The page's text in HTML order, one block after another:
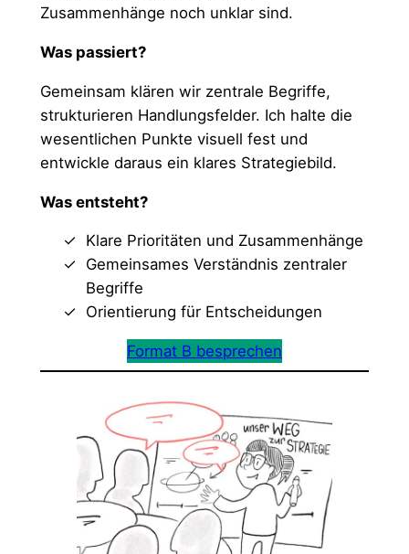
Zusammenhänge noch unklar sind.
Was passiert?
Gemeinsam klären wir zentrale Begriffe,
strukturieren Handlungsfelder. Ich halte die
wesentlichen Punkte visuell fest und
entwickle daraus ein klares Strategiebild.
Was entsteht?
Klare Prioritäten und Zusammenhänge
Gemeinsames Verständnis zentraler
Begriffe
Orientierung für Entscheidungen
Format B besprechen